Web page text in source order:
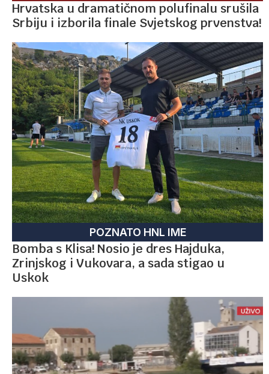
Hrvatska u dramatičnom polufinalu srušila
Srbiju i izborila finale Svjetskog prvenstva!
POZNATO HNL IME
Bomba s Klisa! Nosio je dres Hajduka,
Zrinjskog i Vukovara, a sada stigao u
Uskok